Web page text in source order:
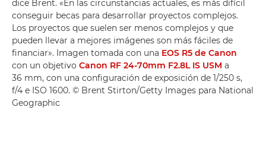
dice Brent. «En las circunstancias actuales, es más difícil
conseguir becas para desarrollar proyectos complejos.
Los proyectos que suelen ser menos complejos y que
pueden llevar a mejores imágenes son más fáciles de
financiar». Imagen tomada con una EOS R5 de Canon
con un objetivo Canon RF 24-70mm F2.8L IS USM a
36 mm, con una configuración de exposición de 1/250 s,
f/4 e ISO 1600. © Brent Stirton/Getty Images para National
Geographic